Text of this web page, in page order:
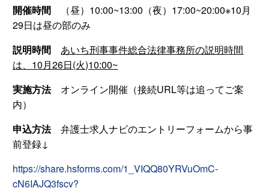
開催時間 （昼）10:00~13:00（夜）17:00~20:00※10月
29日は昼の部のみ
説明時間
あいち刑事事件総合法律事務所の説明時間
は、10月26日(火)10:00~
実施方法オンライン開催（接続URL等は追ってご案
内）
申込方法弁護士求人ナビのエントリーフォームから事
前登録↓
https://share.hsforms.com/1_VIQQ80YRVuOmC-
cN6IAJQ3fscv?